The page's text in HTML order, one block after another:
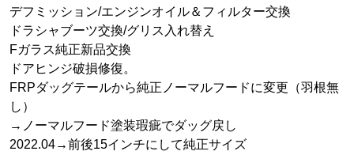
デフミッション/エンジンオイル＆フィルター交換
ドラシャブーツ交換/グリス入れ替え
Fガラス純正新品交換
ドアヒンジ破損修復。
FRPダッグテールから純正ノーマルフードに変更（羽根無
し）
→ノーマルフード塗装瑕疵でダッグ戻し
2022.04→前後15インチにして純正サイズ